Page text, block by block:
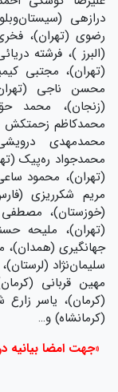
درازهی
رضوی (تهران)،
(البرز )، فرشته
(تهران)، مجتبی
محسن ناجی
(زنجان)، محمد
محمدکاظم زحمتکش
محمدمهدی
محمدجواد ره‌پیک
(تهران)، محمود
مریم شکرریزی
(خوزستان)،
(تهران)، ملیحه
جهانگیری
سلیمان‌نژاد
مهین قربانی
(کرمان)، یاسر
(کرمانشاه) و…
«جهت امضا بیانیه